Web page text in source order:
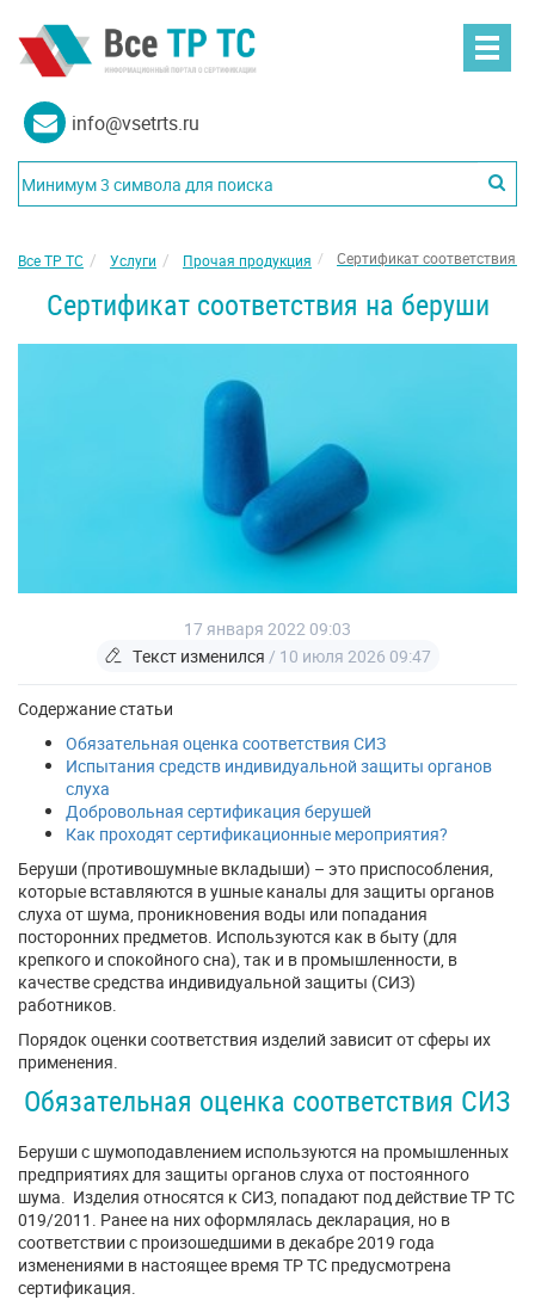
info@vsetrts.ru
Все ТР ТС Услуги Прочая продукция Сертификат соответствия
Сертификат соответствия на беруши
17 января 2022 09:03
Текст изменился / 10 июля 2026 09:47
Содержание статьи
Обязательная оценка соответствия СИЗ
Испытания средств индивидуальной защиты органов
слуха
Добровольная сертификация берушей
Как проходят сертификационные мероприятия?
Беруши (противошумные вкладыши) – это приспособления,
которые вставляются в ушные каналы для защиты органов
слуха от шума, проникновения воды или попадания
посторонних предметов. Используются как в быту (для
крепкого и спокойного сна), так и в промышленности, в
качестве средства индивидуальной защиты (СИЗ)
работников.
Порядок оценки соответствия изделий зависит от сферы их
применения.
Обязательная оценка соответствия СИЗ
Беруши с шумоподавлением используются на промышленных
предприятиях для защиты органов слуха от постоянного
шума. Изделия относятся к СИЗ, попадают под действие ТР ТС
019/2011. Ранее на них оформлялась декларация, но в
соответствии с произошедшими в декабре 2019 года
изменениями в настоящее время ТР ТС предусмотрена
сертификация.